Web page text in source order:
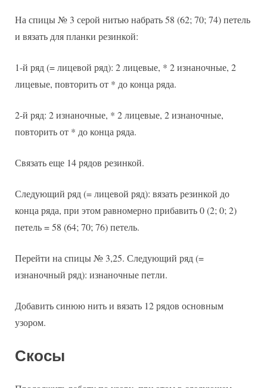
На спицы № 3 серой нитью набрать 58 (62; 70; 74) петель
и вязать для планки резинкой:
1-й ряд (= лицевой ряд): 2 лицевые, * 2 изнаночные, 2
лицевые, повторить от * до конца ряда.
2-й ряд: 2 изнаночные, * 2 лицевые, 2 изнаночные,
повторить от * до конца ряда.
Связать еще 14 рядов резинкой.
Следующий ряд (= лицевой ряд): вязать резинкой до
конца ряда, при этом равномерно прибавить 0 (2; 0; 2)
петель = 58 (64; 70; 76) петель.
Перейти на спицы № 3,25. Следующий ряд (=
изнаночный ряд): изнаночные петли.
Добавить синюю нить и вязать 12 рядов основным
узором.
Скосы